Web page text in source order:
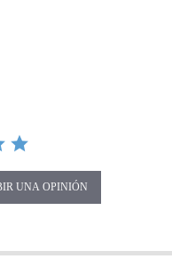
UNA OPINIÓN